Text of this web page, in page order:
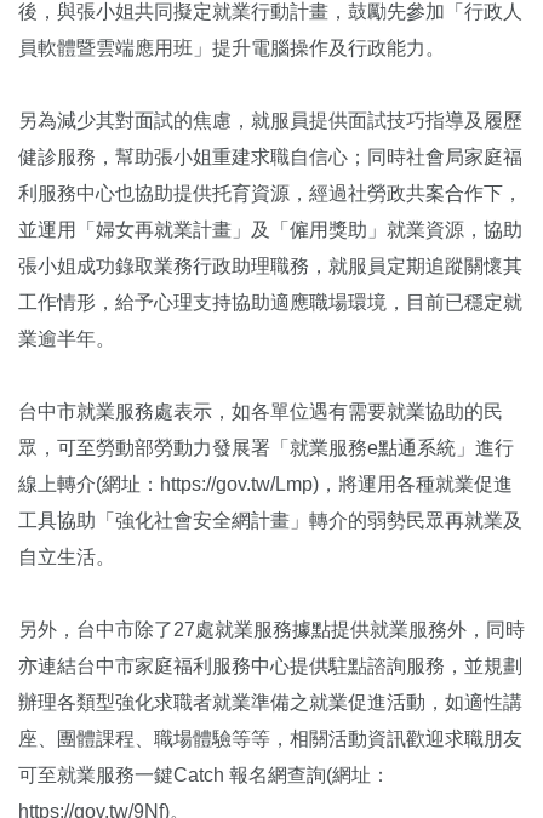
後，與張小姐共同擬定就業行動計畫，鼓勵先參加「行政人
員軟體暨雲端應用班」提升電腦操作及行政能力。
另為減少其對面試的焦慮，就服員提供面試技巧指導及履歷
健診服務，幫助張小姐重建求職自信心；同時社會局家庭福
利服務中心也協助提供托育資源，經過社勞政共案合作下，
並運用「婦女再就業計畫」及「僱用獎助」就業資源，協助
張小姐成功錄取業務行政助理職務，就服員定期追蹤關懷其
工作情形，給予心理支持協助適應職場環境，目前已穩定就
業逾半年。
台中市就業服務處表示，如各單位遇有需要就業協助的民
眾，可至勞動部勞動力發展署「就業服務e點通系統」進行
線上轉介(網址：https://gov.tw/Lmp)，將運用各種就業促進
工具協助「強化社會安全網計畫」轉介的弱勢民眾再就業及
自立生活。
另外，台中市除了27處就業服務據點提供就業服務外，同時
亦連結台中市家庭福利服務中心提供駐點諮詢服務，並規劃
辦理各類型強化求職者就業準備之就業促進活動，如適性講
座、團體課程、職場體驗等等，相關活動資訊歡迎求職朋友
可至就業服務一鍵Catch 報名網查詢(網址：
https://gov.tw/9Nf)。